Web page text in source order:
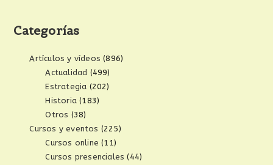
Categorías
Artículos y vídeos (896)
Actualidad (499)
Estrategia (202)
Historia (183)
Otros (38)
Cursos y eventos (225)
Cursos online (11)
Cursos presenciales (44)